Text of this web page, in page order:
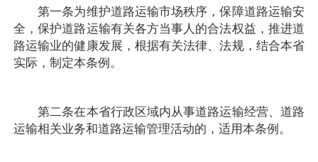
第一条为维护道路运输市场秩序，保障道路运输安
全，保护道路运输有关各方当事人的合法权益，推进道
路运输业的健康发展，根据有关法律、法规，结合本省
实际，制定本条例。
第二条在本省行政区域内从事道路运输经营、道路
运输相关业务和道路运输管理活动的，适用本条例。